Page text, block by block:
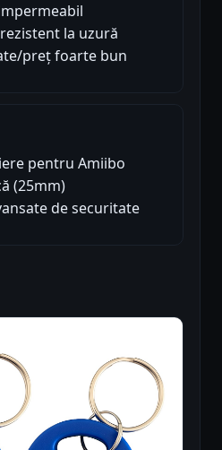
la uzură
preț foarte bun
pentru Amiibo
(25mm)
de securitate